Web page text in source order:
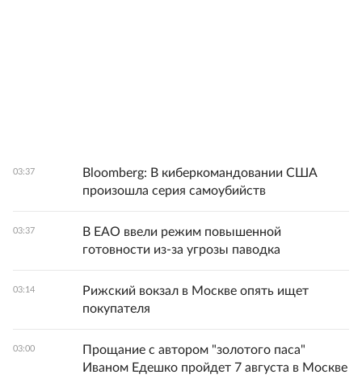
03:37
Bloomberg: В киберкомандовании США
произошла серия самоубийств
03:37
В ЕАО ввели режим повышенной
готовности из-за угрозы паводка
03:14
Рижский вокзал в Москве опять ищет
покупателя
03:00
Прощание с автором "золотого паса"
Иваном Едешко пройдет 7 августа в Москве